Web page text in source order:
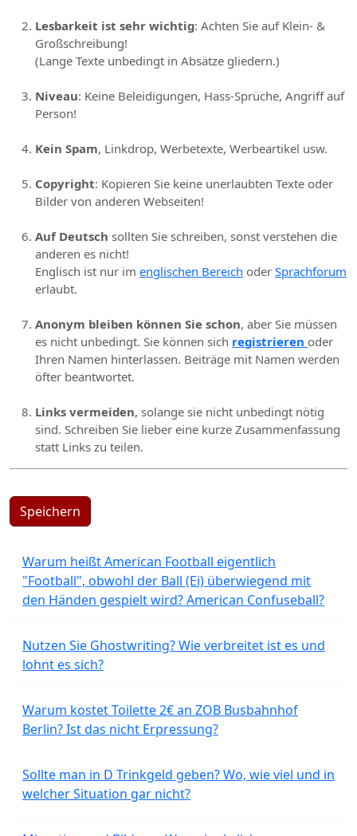
Lesbarkeit ist sehr wichtig: Achten Sie auf Klein- &
Großschreibung!
(Lange Texte unbedingt in Absätze gliedern.)
Niveau: Keine Beleidigungen, Hass-Sprüche, Angriff auf
Person!
Kein Spam, Linkdrop, Werbetexte, Werbeartikel usw.
Copyright: Kopieren Sie keine unerlaubten Texte oder
Bilder von anderen Webseiten!
Auf Deutsch sollten Sie schreiben, sonst verstehen die
anderen es nicht!
Englisch ist nur im englischen Bereich oder Sprachforum
erlaubt.
Anonym bleiben können Sie schon, aber Sie müssen
es nicht unbedingt. Sie können sich registrieren oder
Ihren Namen hinterlassen. Beiträge mit Namen werden
öfter beantwortet.
Links vermeiden, solange sie nicht unbedingt nötig
sind. Schreiben Sie lieber eine kurze Zusammenfassung
statt Links zu teilen.
Speichern
Warum heißt American Football eigentlich
"Football", obwohl der Ball (Ei) überwiegend mit
den Händen gespielt wird? American Confuseball?
Nutzen Sie Ghostwriting? Wie verbreitet ist es und
lohnt es sich?
Warum kostet Toilette 2€ an ZOB Busbahnhof
Berlin? Ist das nicht Erpressung?
Sollte man in D Trinkgeld geben? Wo, wie viel und in
welcher Situation gar nicht?